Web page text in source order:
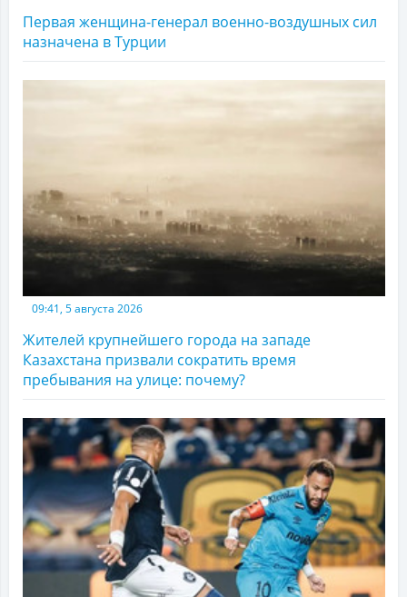
Первая женщина-генерал военно-воздушных сил
назначена в Турции
09:41, 5 августа 2026
Жителей крупнейшего города на западе
Казахстана призвали сократить время
пребывания на улице: почему?